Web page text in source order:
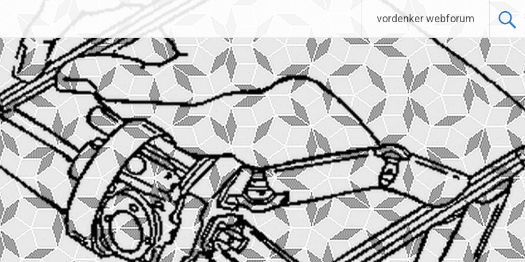
vordenker webforum